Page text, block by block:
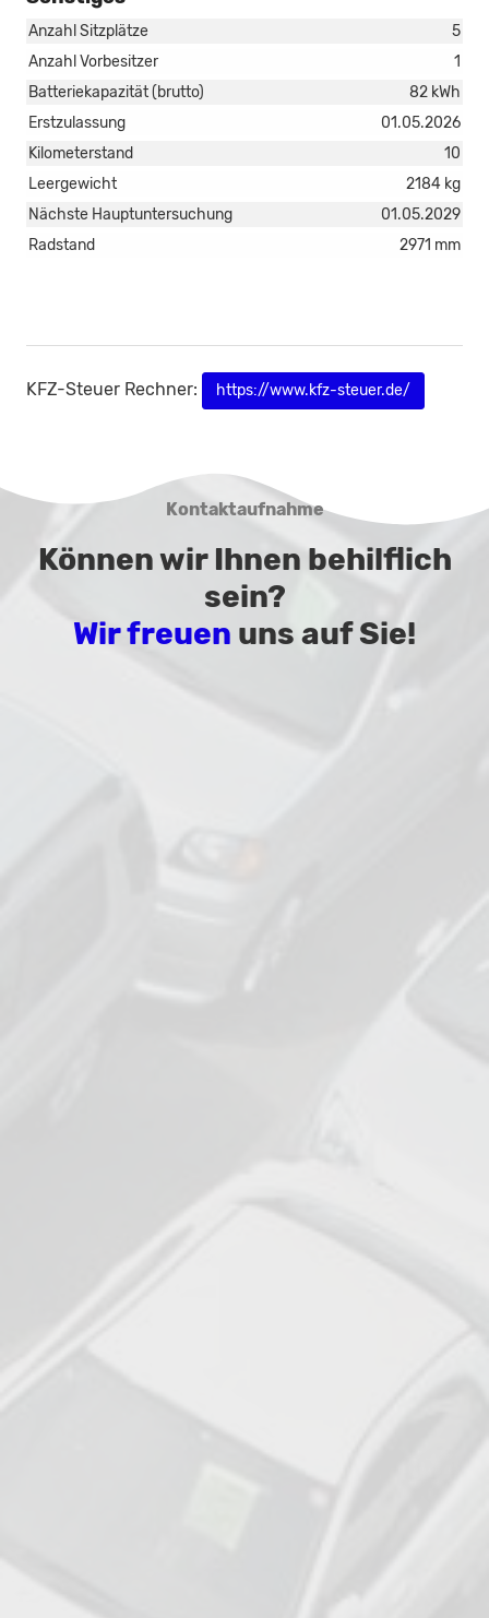
Anzahl Sitzplätze
5
Anzahl Vorbesitzer
1
Batteriekapazität (brutto)
82 kWh
Erstzulassung
01.05.2026
Kilometerstand
10
Leergewicht
2184 kg
Nächste Hauptuntersuchung
01.05.2029
Radstand
2971 mm
KFZ-Steuer Rechner: https://www.kfz-steuer.de/
Kontaktaufnahme
Können wir Ihnen behilflich
sein?
Wir freuen uns auf Sie!